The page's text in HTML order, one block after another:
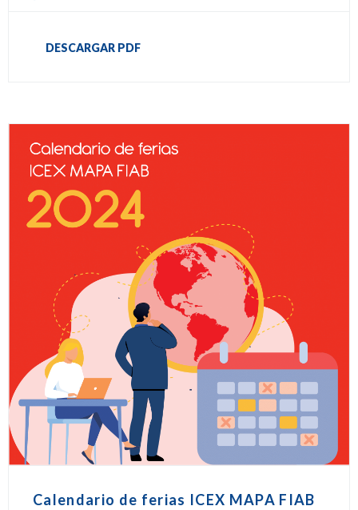
DESCARGAR PDF
Calendario de ferias ICEX MAPA FIAB